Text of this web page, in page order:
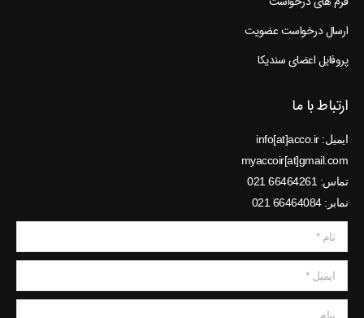
ارسال درخواست عضویت
پروفایل اعضای سندیکا
ارتباط با ما
ایمیل: info[at]acco.ir
myaccoir[at]gmail.com
تماس: 66464261 021
نمابر: 66464084 021
نام *
ایمیل *